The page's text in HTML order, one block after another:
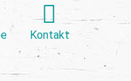
Kontakt